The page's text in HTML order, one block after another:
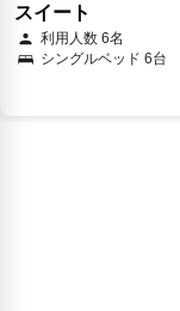
スイート
利用人数 6名
シングルベッド 6台